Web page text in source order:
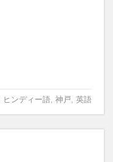
ヒンディー語, 神戸 英語